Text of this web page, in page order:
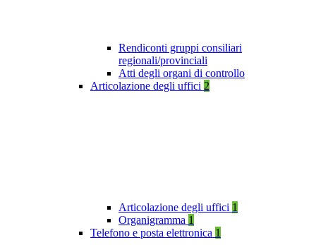
Rendiconti gruppi consiliari
regionali/provinciali
Atti degli organi di controllo
Articolazione degli uffici 2
Articolazione degli uffici 1
Organigramma 1
Telefono e posta elettronica 1